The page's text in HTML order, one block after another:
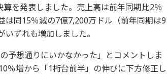
を発表しました。売上高は前年同期比2％
同15％減の7億7,200万ドル（前年同期は9
ずれも増加しました。
予想通りにいかなかった」とコメントしま
％増から「1桁台前半」の伸びに下方修正し